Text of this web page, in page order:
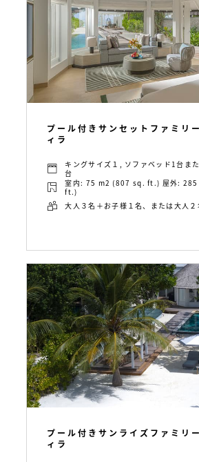
プール付きサンセットファミリ
ィラ
キングサイズ１, ソファベッド1台ま
台
室内: 75 m2 (807 sq. ft.) 屋外:
ft.)
大人３名＋お子様１名、または大人
プール付きサンライズファミリ
ィラ